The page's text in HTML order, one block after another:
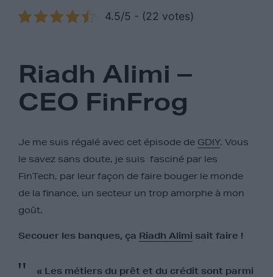
4.5/5 - (22 votes)
Riadh Alimi –
CEO FinFrog
Je me suis régalé avec cet épisode de GDIY. Vous
le savez sans doute, je suis fasciné par les
FinTech, par leur façon de faire bouger le monde
de la finance, un secteur un trop amorphe à mon
goût.
Secouer les banques, ça Riadh Alimi sait faire !
« Les métiers du prêt et du crédit sont parmi